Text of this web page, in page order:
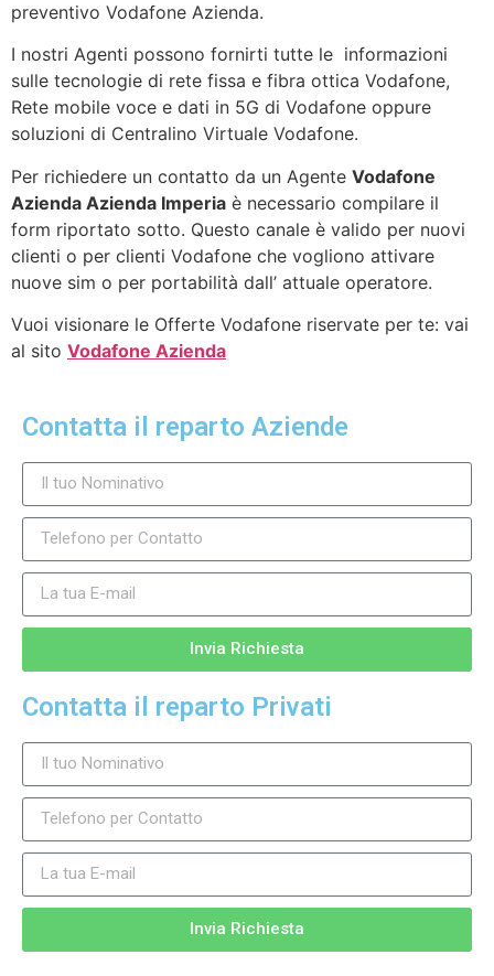
preventivo Vodafone Azienda.
I nostri Agenti possono fornirti tutte le informazioni
sulle tecnologie di rete fissa e fibra ottica Vodafone,
Rete mobile voce e dati in 5G di Vodafone oppure
soluzioni di Centralino Virtuale Vodafone.
Per richiedere un contatto da un Agente Vodafone
Azienda Azienda Imperia è necessario compilare il
form riportato sotto. Questo canale è valido per nuovi
clienti o per clienti Vodafone che vogliono attivare
nuove sim o per portabilità dall’ attuale operatore.
Vuoi visionare le Offerte Vodafone riservate per te: vai
al sito Vodafone Azienda
Contatta il reparto Aziende
Invia Richiesta
Contatta il reparto Privati
Invia Richiesta